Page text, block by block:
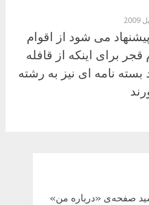
می شود از اقوام
قجر برای اینکه از قافله
بسته نامه ای نیز به رشته
صفحه‌ی «درباره من»